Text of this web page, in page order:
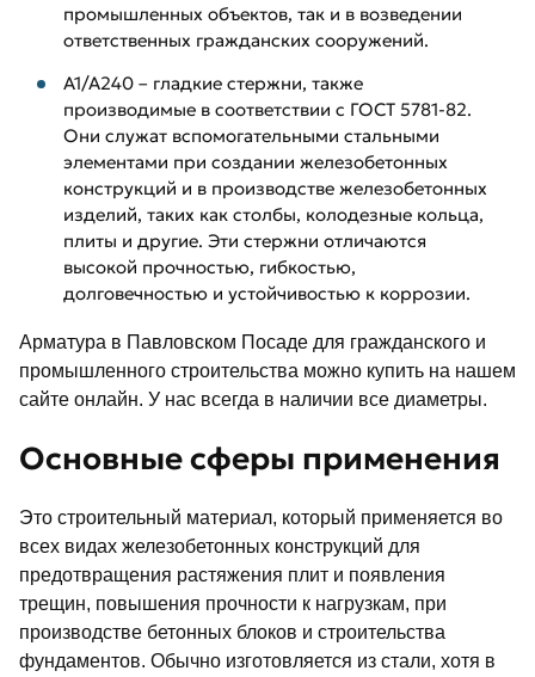
промышленных объектов, так и в возведении
ответственных гражданских сооружений.
А1/А240 – гладкие стержни, также
производимые в соответствии с ГОСТ 5781-82.
Они служат вспомогательными стальными
элементами при создании железобетонных
конструкций и в производстве железобетонных
изделий, таких как столбы, колодезные кольца,
плиты и другие. Эти стержни отличаются
высокой прочностью, гибкостью,
долговечностью и устойчивостью к коррозии.
Арматура в Павловском Посаде для гражданского и
промышленного строительства можно купить на нашем
сайте онлайн. У нас всегда в наличии все диаметры.
Основные сферы применения
Это строительный материал, который применяется во
всех видах железобетонных конструкций для
предотвращения растяжения плит и появления
трещин, повышения прочности к нагрузкам, при
производстве бетонных блоков и строительства
фундаментов. Обычно изготовляется из стали, хотя в